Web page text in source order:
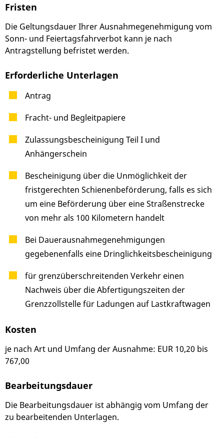
Fristen
Die Geltungsdauer Ihrer Ausnahmegenehmigung vom
Sonn- und Feiertagsfahrverbot kann je nach
Antragstellung befristet werden.
Erforderliche Unterlagen
Antrag
Fracht- und Begleitpapiere
Zulassungsbescheinigung Teil I und
Anhängerschein
Bescheinigung über die Unmöglichkeit der
fristgerechten Schienenbeförderung, falls es sich
um eine Beförderung über eine Straßenstrecke
von mehr als 100 Kilometern handelt
Bei Dauerausnahmegenehmigungen
gegebenenfalls eine Dringlichkeitsbescheinigung
für grenzüberschreitenden Verkehr einen
Nachweis über die Abfertigungszeiten der
Grenzzollstelle für Ladungen auf Lastkraftwagen
Kosten
je nach Art und Umfang der Ausnahme: EUR 10,20 bis
767,00
Bearbeitungsdauer
Die Bearbeitungsdauer ist abhängig vom Umfang der
zu bearbeitenden Unterlagen.